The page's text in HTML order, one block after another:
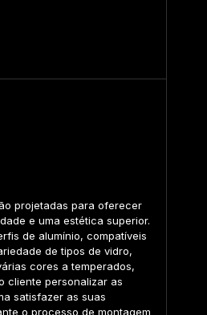
projetadas para oferecer
e uma estética superior.
de alumínio, compatíveis
de tipos de vidro,
cores a temperados,
cliente personalizar as
satisfazer as suas
o processo de montagem